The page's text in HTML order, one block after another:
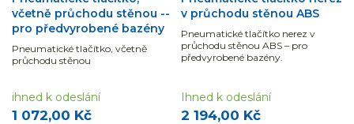
včetně průchodu stěnou --
pro předvyrobené bazény
Pneumatické tlačítko, včetně
průchodu stěnou
1 072,00 Kč
ihned k odeslání
v průchodu stěnou ABS
Pneumatické tlačítko nerez v
průchodu stěnou ABS – pro
předvyrobené bazény.
2 194,00 Kč
Ihned k odeslání